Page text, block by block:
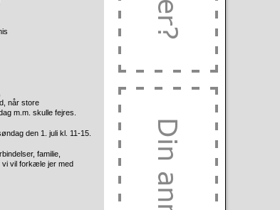
når store
m.m. skulle fejres.
den 1. juli kl. 11-15.
familie,
vi vil forkæle jer med